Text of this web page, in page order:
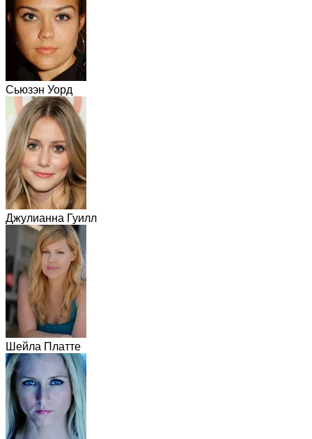
Сьюзэн Уорд
Джулианна Гуилл
Шейла Платте